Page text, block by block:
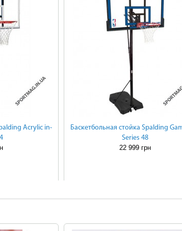
Acrylic in-
Баскетбольная стойка Spalding
Series 48
22 999 грн